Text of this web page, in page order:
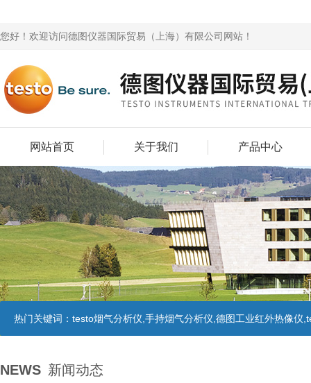
您好！欢迎访问德图仪器国际贸易（上海）有限公司网站！
网站首页 关于我们 产品中心
热门关键词： testo烟气分析仪,手持烟气分析仪,德图工业红外热像仪
NEWS 新闻动态